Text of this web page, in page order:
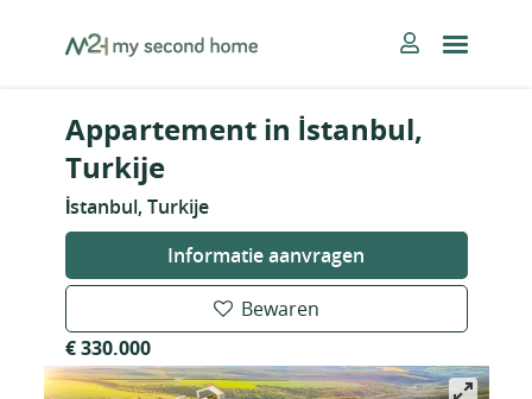
MySecondHome
Appartement in İstanbul,
Turkije
İstanbul, Turkije
Informatie aanvragen
Bewaren
€ 330.000